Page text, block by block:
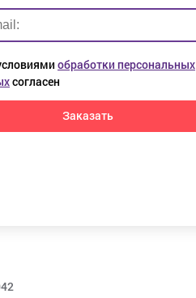
обработки персональных
согласен
Заказать